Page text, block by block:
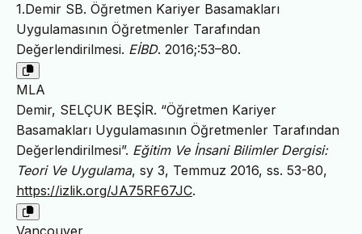
1.Demir SB. Öğretmen Kariyer Basamakları
Uygulamasının Öğretmenler Tarafından
Değerlendirilmesi. EİBD. 2016;:53–80.
MLA
Demir, SELÇUK BEŞİR. “Öğretmen Kariyer
Basamakları Uygulamasının Öğretmenler Tarafından
Değerlendirilmesi”. Eğitim Ve İnsani Bilimler Dergisi:
Teori Ve Uygulama, sy 3, Temmuz 2016, ss. 53-80,
https://izlik.org/JA75RF67JC.